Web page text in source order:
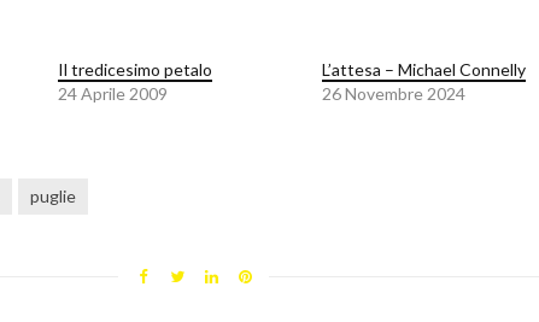
Il tredicesimo petalo
24 Aprile 2009
L’attesa – Michael Connelly
26 Novembre 2024
puglie